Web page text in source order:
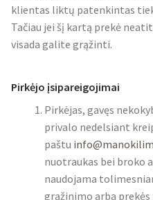
klientas liktų patenkintas
Tačiau jei šį kartą prekė
visada galite grąžinti.
Pirkėjo įsipareigojimai
Pirkėjas, gavęs
privalo nedelsiant
paštu
nuotraukas bei broko
naudojama
grąžinimo arba